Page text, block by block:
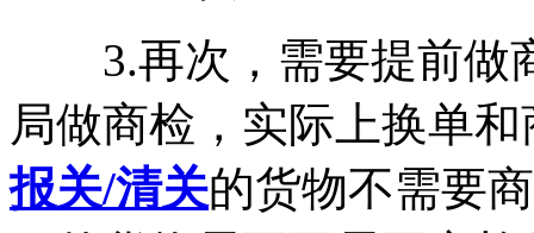
3.再次，需要提前做
局做商检，实际上换单
报关/清关的货物不需要